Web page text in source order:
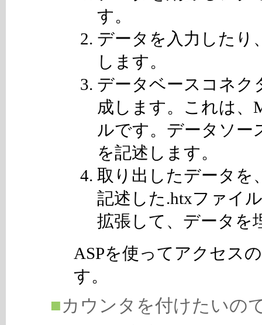
す。
データを入力したり
します。
データベースコネク
成します。これは、
ルです。データソー
を記述します。
取り出したデータを
記述した.htxファイ
拡張して、データを
ASPを使ってアクセス
す。
■カウンタを付けたいの